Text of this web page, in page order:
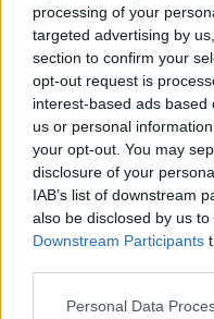
processing of your
targeted advertising by
section to confirm your
opt-out request is
interest-based ads
us or personal
your opt-out. You may
disclosure of your
IAB’s list of downstream
also be disclosed by us
Downstream Participants
Personal Data
Deputados do
Sinfónica da